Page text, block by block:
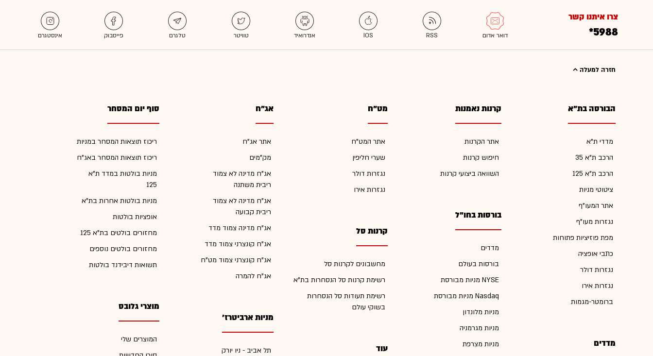
צרו איתנו קשר
*5988
חזרה למעלה
הבורסה בת"א
מדדי ת"א
הרכב ת"א 35
הרכב ת"א 125
ציטוטי מניות
אתר המעו"ף
נגזרות מעו"ף
מפת פוזיציות פתוחות
כתבי אופציה
נגזרות דולר
נגזרות אירו
ברומטר-מגמות
מדדים
קרנות נאמנות
אתר הקרנות
חיפוש קרנות
השוואה ביצועי קרנות
בורסות בחו"ל
מדדים
בורסות בעולם
מניות מבורסת NYSE
מניות מבורסת Nasdaq
מניות מלונדון
מניות מגרמניה
מניות מצרפת
מט"ח
אתר המט"ח
שערי חליפין
נגזרות דולר
נגזרות אירו
קרנות סל
מחשבונים לקרנות סל
רשימת קרנות סל הנסחרות בת"א
רשימת תעודות סל הנסחרות
בשוקי עולם
עוד
אג"ח
אתר אג"ח
מק"מים
אג"ח מדינה לא צמוד
ריבית משתנה
אג"ח מדינה לא צמוד
ריבית קבועה
אג"ח מדינה צמוד מדד
אג"ח קונצרני צמוד מדד
אג"ח קונצרני צמוד מט"ח
אג"ח להמרה
מניות ארביטרז'
תל אביב - ניו יורק
סוף יום המסחר
ריכוז תוצאות המסחר במניות
ריכוז תוצאות המסחר באג"ח
מניות בולטות במדד ת"א
125
מניות בולטות אחרות בת"א
אופציות בולטות
מחזורים בולטים בת"א 125
מחזורים בולטים נוספים
תשואות דיבידנד בולטות
מוצרי גלובס
המוצרים שלי